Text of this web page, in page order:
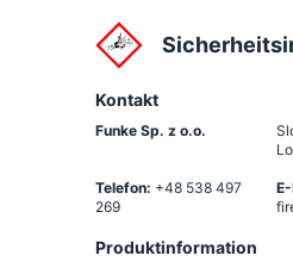
Kontakt
Funke Sp. z o.o.
Telefon: +48 538 497
269
Produktinformation